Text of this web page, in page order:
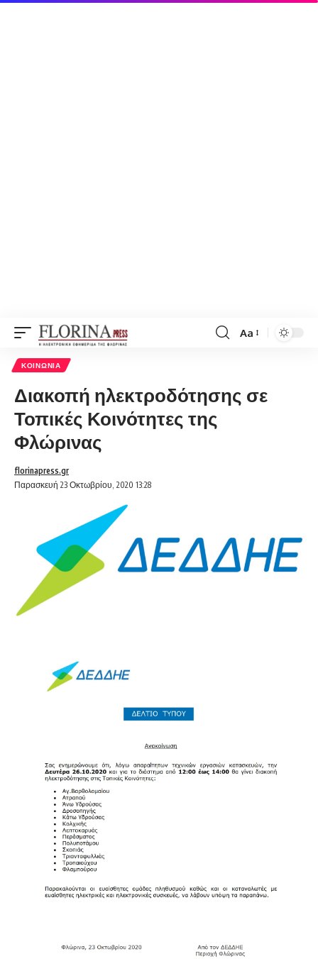
Font
Aa
ΚΟΙΝΩΝΊΑ
Διακοπή ηλεκτροδότησης σε
Τοπικές Κοινότητες της
Φλώρινας
Παρασκευή 23 Οκτωβρίου, 2020 13:28
florinapress.gr